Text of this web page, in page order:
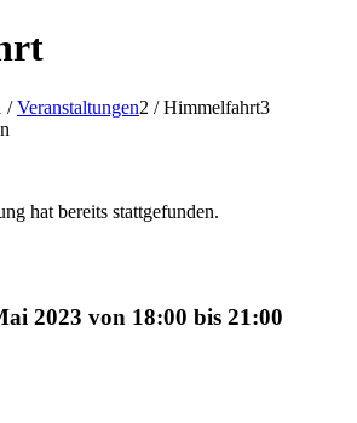
/ Veranstaltungen2 / Himmelfahrt3
hat bereits stattgefunden.
2023 von 18:00 bis 21:00